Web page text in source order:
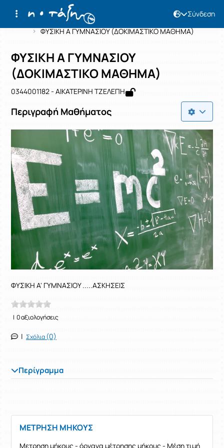
Σύνδεση
Αρχική Σελίδα
ΦΥΣΙΚΗ Α ΓΥΜΝΑΣΙΟΥ (ΔΟΚΙΜΑΣΤΙΚΟ ΜΑΘΗΜΑ)
Μάθημα : ΦΥΣΙΚΗ Α ΓΥΜΝΑΣΙΟΥ
Κωδικός : 0344001182
ΦΥΣΙΚΗ Α ΓΥΜΝΑΣΙΟΥ
(ΔΟΚΙΜΑΣΤΙΚΟ ΜΑΘΗΜΑ)
0344001182 - ΑΙΚΑΤΕΡΙΝΗ ΤΖΕΛΕΠΗ
Περιγραφή Μαθήματος
ΦΥΣΙΚΗ Α' ΓΥΜΝΑΣΙΟΥ .....ΑΣΚΗΣΕΙΣ
| 0 αξιολογήσεις
| Σχόλια (0)
Περίγραμμα
ΜΕΤΡΗΣΗ ΜΗΚΟΥΣ
Μετρηση μήκους - όργανα μέτρησης μήκους - Μέση τιμή